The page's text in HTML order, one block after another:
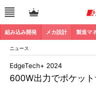
組み込み開発 メカ設計 製造マ
ニュース
600W出力でポケッ
EdgeTech+ 2024